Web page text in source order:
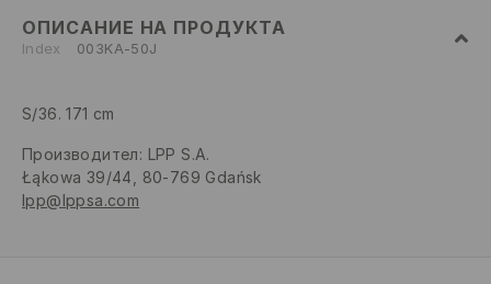
ОПИСАНИЕ НА ПРОДУКТА
Index 003KA-50J
S/36. 171 cm
Производител: LPP S.A.
Łąkowa 39/44, 80-769 Gdańsk
lpp@lppsa.com